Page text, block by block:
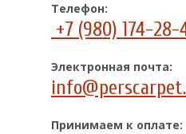
Телефон:
+7 (980) 174-28-
Электронная почта:
Принимаем к оплате: